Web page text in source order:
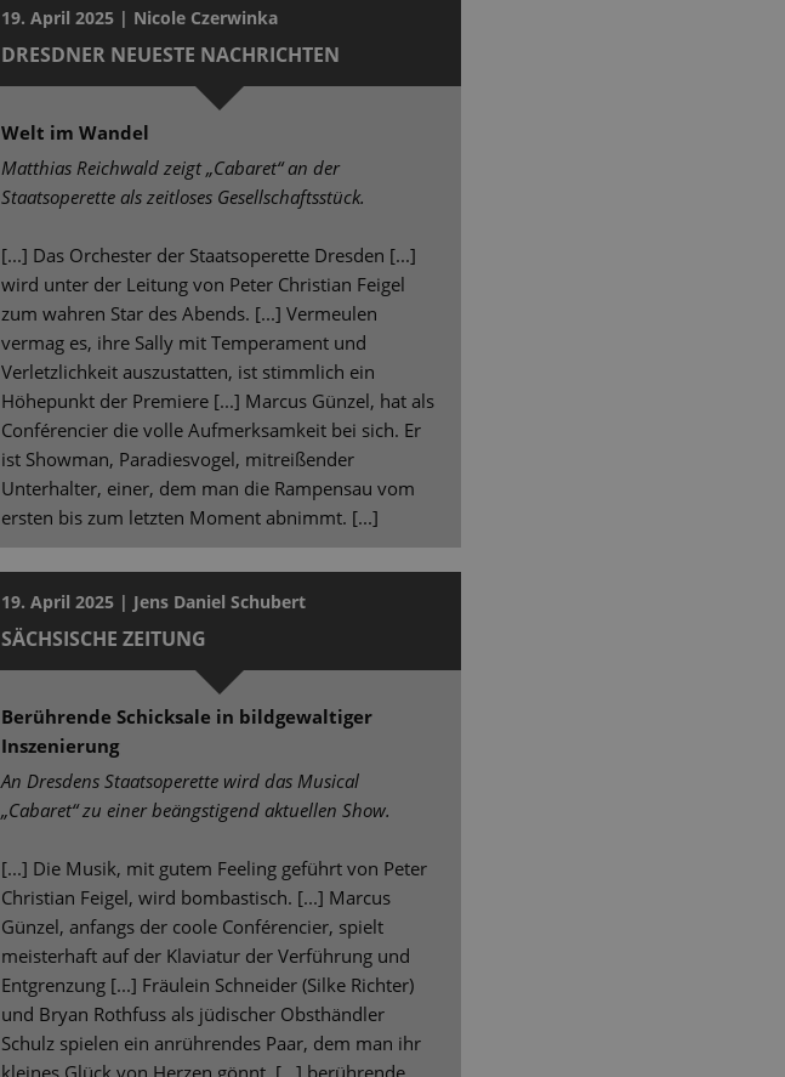
19. April 2025 | Nicole Czerwinka
DRESDNER NEUESTE NACHRICHTEN
Welt im Wandel
Matthias Reichwald zeigt „Cabaret“ an der
Staatsoperette als zeitloses Gesellschaftsstück.
[...] Das Orchester der Staatsoperette Dresden [...]
wird unter der Leitung von Peter Christian Feigel
zum wahren Star des Abends. [...] Vermeulen
vermag es, ihre Sally mit Temperament und
Verletzlichkeit auszustatten, ist stimmlich ein
Höhepunkt der Premiere [...] Marcus Günzel, hat als
Conférencier die volle Aufmerksamkeit bei sich. Er
ist Showman, Paradiesvogel, mitreißender
Unterhalter, einer, dem man die Rampensau vom
ersten bis zum letzten Moment abnimmt. [...]
19. April 2025 | Jens Daniel Schubert
SÄCHSISCHE ZEITUNG
Berührende Schicksale in bildgewaltiger
Inszenierung
An Dresdens Staatsoperette wird das Musical
„Cabaret“ zu einer beängstigend aktuellen Show.
[...] Die Musik, mit gutem Feeling geführt von Peter
Christian Feigel, wird bombastisch. [...] Marcus
Günzel, anfangs der coole Conférencier, spielt
meisterhaft auf der Klaviatur der Verführung und
Entgrenzung [...] Fräulein Schneider (Silke Richter)
und Bryan Rothfuss als jüdischer Obsthändler
Schulz spielen ein anrührendes Paar, dem man ihr